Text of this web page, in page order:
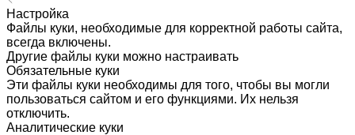
Настройка
Файлы куки, необходимые для корректной работы сайта,
всегда включены.
Другие файлы куки можно настраивать
Обязательные куки
Эти файлы куки необходимы для того, чтобы вы могли
пользоваться сайтом и его функциями. Их нельзя
отключить.
Аналитические куки